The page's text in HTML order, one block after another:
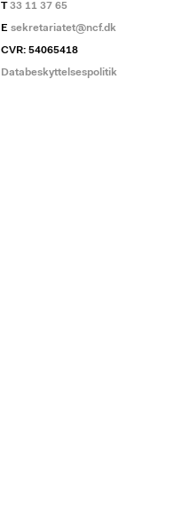
T33 11 37 65
E sekretariatet@ncf.dk
CVR: 54065418
Databeskyttelsespolitik